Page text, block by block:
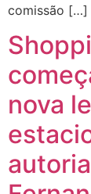
comissão […]
nova